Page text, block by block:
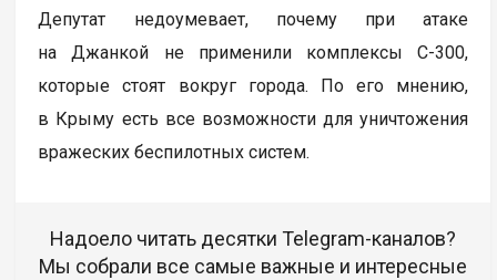
Депутат недоумевает, почему при атаке
на Джанкой не применили комплексы С-300,
которые стоят вокруг города. По его мнению,
в Крыму есть все возможности для уничтожения
вражеских беспилотных систем.
Надоело читать десятки Telegram-каналов?
Мы собрали все самые важные и интересные